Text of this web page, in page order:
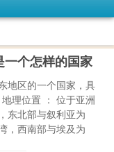
一个怎样的国家
地区的一个国家，具
理位置 ： 位于亚洲
东北部与叙利亚为
，西南部与埃及为